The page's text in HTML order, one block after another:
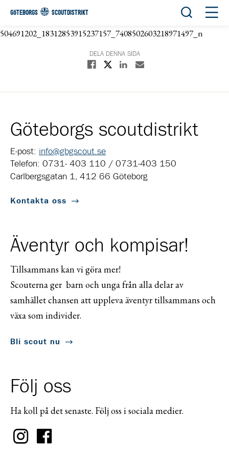
GÖTEBORGS SCOUTDISTRIKT Öppna
504691202_18312853915237157_7408502603218971497_n
DELA DENNA SIDA
Dela på Facebook
Dela på XDela på Linkedin
Dela med E-post
Göteborgs scoutdistrikt
E-post: info@gbgscout.se
Telefon: 0731- 403 110 / 0731-403 150
Carlbergsgatan 1, 412 66 Göteborg
Kontakta oss
Äventyr och kompisar!
Tillsammans kan vi göra mer!
Scouterna ger barn och unga från alla delar av
samhället chansen att uppleva äventyr tillsammans och
växa som individer.
Bli scout nu
Följ oss
Ha koll på det senaste. Följ oss i sociala medier.